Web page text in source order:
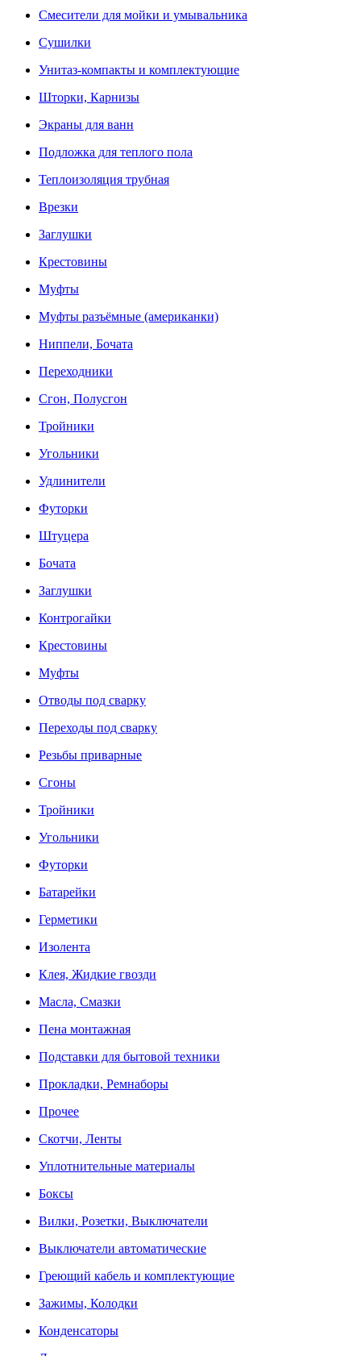
Смесители для мойки и умывальника
Сушилки
Унитаз-компакты и комплектующие
Шторки, Карнизы
Экраны для ванн
Подложка для теплого пола
Теплоизоляция трубная
Врезки
Заглушки
Крестовины
Муфты
Муфты разъёмные (американки)
Ниппели, Бочата
Переходники
Сгон, Полусгон
Тройники
Угольники
Удлинители
Футорки
Штуцера
Бочата
Заглушки
Контрогайки
Крестовины
Муфты
Отводы под сварку
Переходы под сварку
Резьбы приварные
Сгоны
Тройники
Угольники
Футорки
Батарейки
Герметики
Изолента
Клея, Жидкие гвозди
Масла, Смазки
Пена монтажная
Подставки для бытовой техники
Прокладки, Ремнаборы
Прочее
Скотчи, Ленты
Уплотнительные материалы
Боксы
Вилки, Розетки, Выключатели
Выключатели автоматические
Греющий кабель и комплектующие
Зажимы, Колодки
Конденсаторы